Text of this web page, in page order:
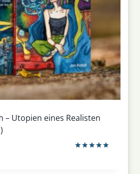
– Utopien eines Realisten